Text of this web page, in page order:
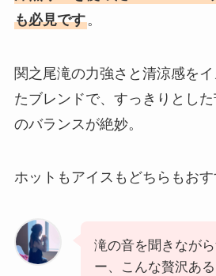
も必見です。
関之尾滝の力強さと清涼感を
たブレンドで、すっきりとし
のバランスが絶妙。
ホットもアイスもどちらもおす
滝の音を聞きなが
ー、こんな贅沢あ